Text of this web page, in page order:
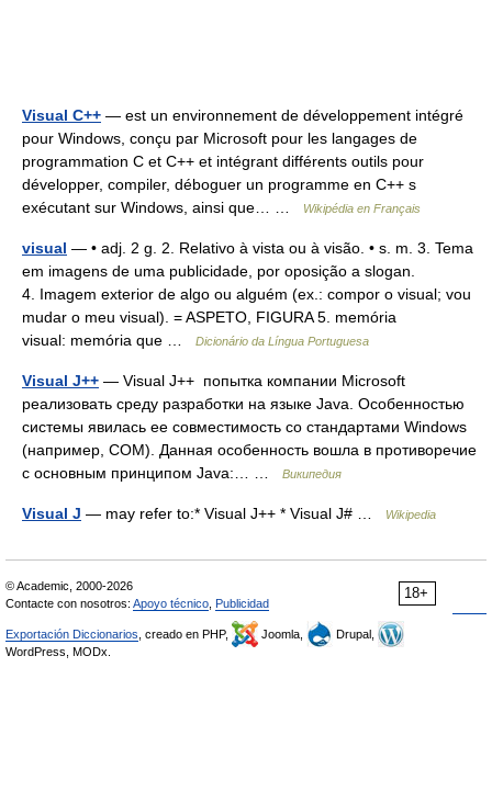
Visual C++ — est un environnement de développement intégré
pour Windows, conçu par Microsoft pour les langages de
programmation C et C++ et intégrant différents outils pour
développer, compiler, déboguer un programme en C++ s
exécutant sur Windows, ainsi que… …
Wikipédia en Français
visual — • adj. 2 g. 2. Relativo à vista ou à visão. • s. m. 3. Tema
em imagens de uma publicidade, por oposição a slogan.
4. Imagem exterior de algo ou alguém (ex.: compor o visual; vou
mudar o meu visual). = ASPETO, FIGURA 5. memória
visual: memória que …
Dicionário da Língua Portuguesa
Visual J++ — Visual J++ попытка компании Microsoft
реализовать среду разработки на языке Java. Особенностью
системы явилась ее совместимость со стандартами Windows
(например, COM). Данная особенность вошла в противоречие
с основным принципом Java:… …
Википедия
Visual J — may refer to:* Visual J++ * Visual J# … Wikipedia
18+
© Academic, 2000-2026
Contacte con nosotros: Apoyo técnico Publicidad
Exportación Diccionarios , creado en PHP, Joomla,
Drupal,
WordPress, MODx.